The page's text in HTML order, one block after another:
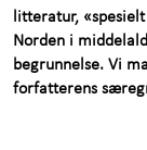
Om
litteratur,
Norden i
begrunnelse. Vi
forfatterens